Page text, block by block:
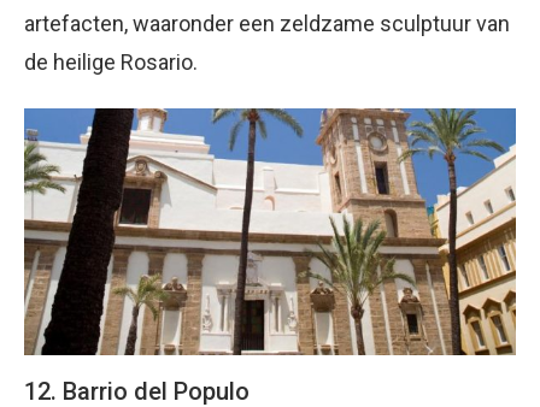
artefacten, waaronder een zeldzame sculptuur van
de heilige Rosario.
12. Barrio del Populo